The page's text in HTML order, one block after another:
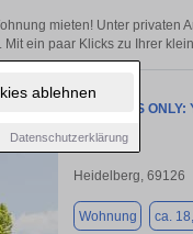
ablehnen
Datenschutzerklärung
mieten! Unter privaten
ein paar Klicks zu Ihrer
STUDENTS
Heidelberg, 69126
Wohnung ca.